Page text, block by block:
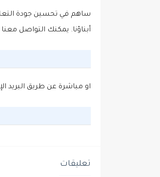
ساهم في تحسين جودة
أبناؤنا. يمكنك التواصل
او مباشرة عن طريق البريد
تعليقات